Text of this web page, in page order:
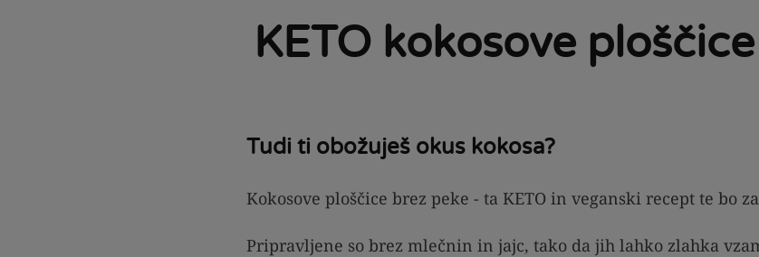
KETO kokosove
Tudi ti obožuješ okus kokosa?
Kokosove ploščice brez peke - ta KETO in veganski recept te bo
Pripravljene so brez mlečnin in jajc, tako da jih lahko zlahka